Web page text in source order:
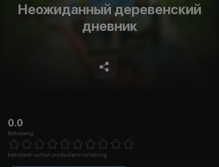
Неожиданный деревенский
дневник
0.0
Baholang
1 Star 2 Stars 3 Stars 4 Stars5 Stars 6 Stars7 Stars8 Stars
baholash uchun yulduzlarni to'ldiring